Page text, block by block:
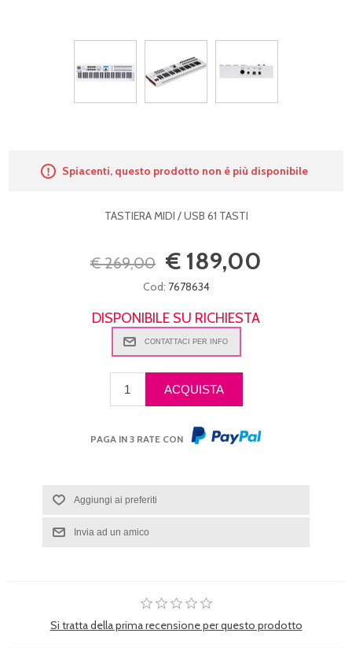
Spiacenti, questo prodotto non é più disponibile
TASTIERA MIDI / USB 61 TASTI
€ 269,00 € 189,00
Cod: 7678634
DISPONIBILE SU RICHIESTA
PAGA IN 3 RATE CON
Si tratta della prima recensione per questo prodotto